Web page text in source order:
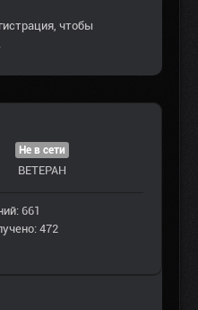
, чтобы
Не в сети
ВЕТЕРАН
661
472